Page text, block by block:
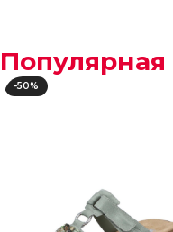
Популярная
-50%